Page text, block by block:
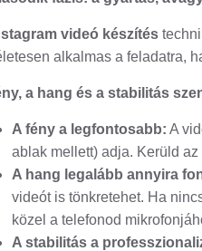
videó készítés
alkalmas a feladatra,
a hang és a stabilitás
A fény a legfontosabb: A
ablak mellett) adja. Kerüld az
A hang legalább annyira
videót is tönkretehet. Ha
közel a telefonod
A stabilitás a